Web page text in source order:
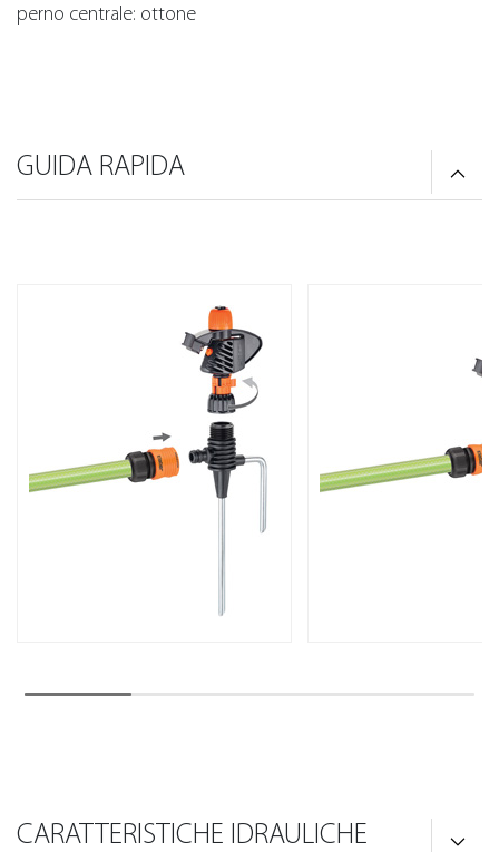
perno centrale: ottone
GUIDA RAPIDA
CARATTERISTICHE IDRAULICHE